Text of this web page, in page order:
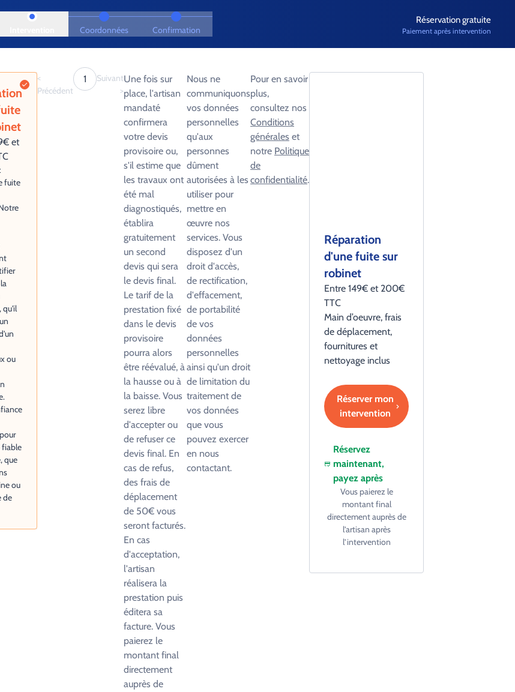
Coordonnées Confirmation
Réservation gratuite
Paiement après intervention
et
fuite
qu'il
ou
fiable
que
ou
de
<
Précédent
1
Suivant
>
Une fois sur
place, l'artisan
mandaté
confirmera
votre devis
provisoire ou,
s'il estime que
les travaux ont
été mal
diagnostiqués,
établira
gratuitement
un second
devis qui sera
le devis final.
Le tarif de la
prestation fixé
dans le devis
provisoire
pourra alors
être réévalué, à
la hausse ou à
la baisse. Vous
serez libre
d'accepter ou
de refuser ce
devis final. En
cas de refus,
des frais de
déplacement
de 50€ vous
seront facturés.
En cas
d'acceptation,
l'artisan
réalisera la
prestation puis
éditera sa
facture. Vous
paierez le
montant final
directement
auprès de
Nous ne
communiquons
vos données
personnelles
qu'aux
personnes
dûment
autorisées à les
utiliser pour
mettre en
œuvre nos
services. Vous
disposez d'un
droit d'accès,
de rectification,
d'effacement,
de portabilité
de vos
données
personnelles
ainsi qu'un droit
de limitation du
traitement de
vos données
que vous
pouvez exercer
en nous
contactant.
Pour en savoir
plus,
consultez nos
Conditions
générales et
notre Politique
de
confidentialité.
Réparation
d'une fuite sur
robinet
Entre 149€ et 200€
TTC
Main d’oeuvre, frais
de déplacement,
fournitures et
nettoyage inclus
Réserver mon
intervention
Réservez
maintenant,
payez après
Vous paierez le
montant final
directement auprès de
l’artisan après
l’intervention